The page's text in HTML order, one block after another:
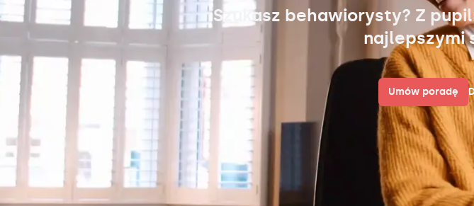
Szukasz behawiorysty? Z
najlepszymi
Umów poradę